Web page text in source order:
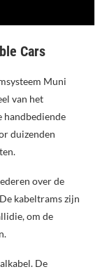
Cars
Muni
van het
handbediende
duizenden
over de
kabeltrams zijn
om de
De